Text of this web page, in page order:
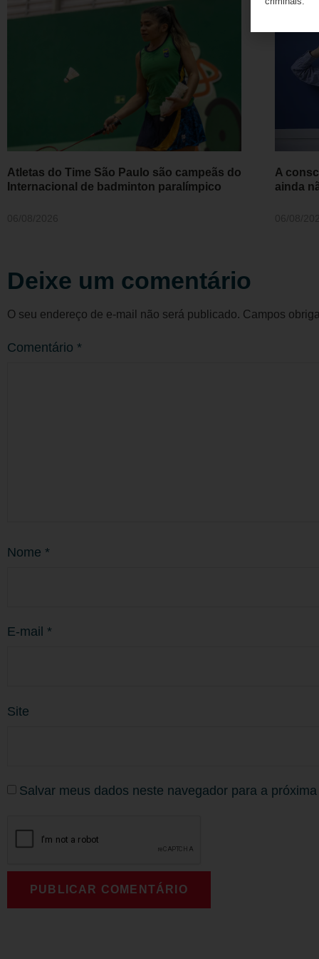
Atletas do Time São Paulo são campeãs do
Internacional de badminton paralímpico
A
ainda
Deixe um comentário
O seu endereço de e-mail não será publicado. Campos
Comentário *
Nome *
E-mail *
Site
Salvar meus dados neste navegador para a